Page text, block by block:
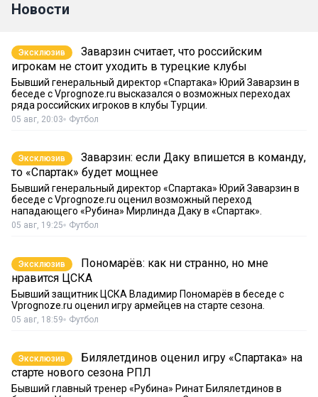
Новости
Эксклюзив
игрокам не стоит уходить в турецкие клубы
Бывший генеральный директор «Спартака» Юрий Заварзин в
беседе с Vprognoze.ru высказался о возможных переходах
ряда российских игроков в клубы Турции.
05 авг, 20:03 Футбол
Эксклюзив
то «Спартак» будет мощнее
Бывший генеральный директор «Спартака» Юрий Заварзин в
беседе с Vprognoze.ru оценил возможный переход
нападающего «Рубина» Мирлинда Даку в «Спартак».
05 авг, 19:25 Футбол
Эксклюзив
нравится ЦСКА
Бывший защитник ЦСКА Владимир Пономарёв в беседе с
Vprognoze.ru оценил игру армейцев на старте сезона.
05 авг, 18:59 Футбол
Эксклюзив
старте нового сезона РПЛ
Бывший главный тренер «Рубина» Ринат Билялетдинов в